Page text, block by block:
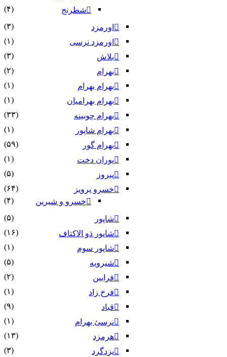
شطرنج
(۴)
اورمزد
(۳)
اورمزد نرسى‏
(۱)
بلاش
(۳)
بهرام
(۲)
بهرام بهرام
(۱)
بهرام بهرامیان‏
(۱)
بهرام چوبینه
(۳۳)
بهرام شاپور
(۱)
بهرام گور
(۵۹)
پوران دخت
(۱)
پیروز
(۵)
خسرو پرویز
(۶۴)
خسرو و شیرین
(۴)
شاپور
(۵)
شاپور ذو الاکتاف
(۱۶)
شاپور سوم‏
(۱)
شیرویه
(۵)
فرایین
(۲)
فرخ زاد
(۱)
قباد
(۹)
نرسئ بهرام‏
(۱)
هرمزد
(۱۳)
یزدگرد
(۳)